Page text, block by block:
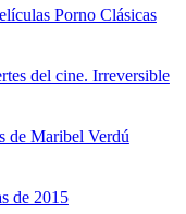
Porno Clásicas
del cine. Irreversible
de Maribel Verdú
de 2015